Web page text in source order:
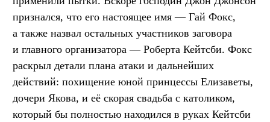
признался, что его настоящее имя — Гай Фокс,
а также назвал остальных участников заговора
и главного организатора — Роберта Кейтсби. Фокс
раскрыл детали плана атаки и дальнейших
действий: похищение юной принцессы Елизаветы,
дочери Якова, и её скорая свадьба с католиком,
который бы полностью находился в руках Кейтсби